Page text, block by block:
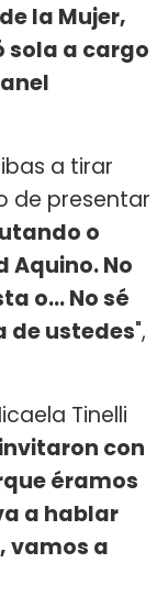
la Mujer,
sola a cargo
a tirar
de presentar
o
Aquino. No
o... No sé
de ustedes",
Tinelli
con
éramos
a hablar
vamos a